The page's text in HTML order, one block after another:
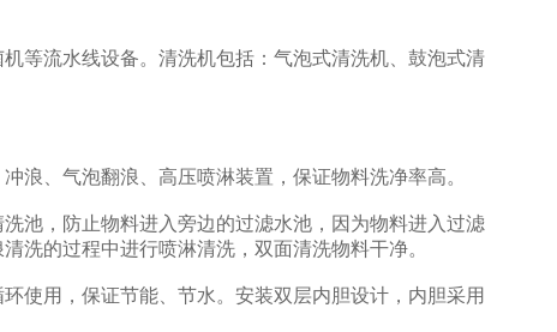
流水线设备。清洗机包括：气泡式清洗机、鼓泡式清
、气泡翻浪、高压喷淋装置，保证物料洗净率高。
，防止物料进入旁边的过滤水池，因为物料进入过滤
洗的过程中进行喷淋清洗，双面清洗物料干净。
用，保证节能、节水。安装双层内胆设计，内胆采用